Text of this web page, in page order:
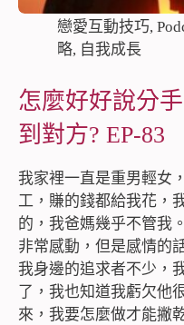
戀愛互動技巧,
略, 自我成長
怎麼好好說分
到對方? EP-83
我家裡一直是重男輕女
工，賺的錢都給我花，
的，我爸媽幾乎不管我
非常感動，但是感情的
我身邊的追求者不少，
了，我也知道我虧欠他
來，我要怎麼做才能撇